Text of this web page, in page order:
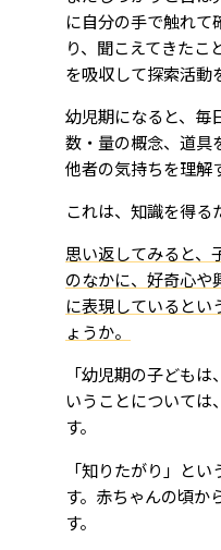
に自分の手で触れて
り、聞こえてきたこ
を吸収して探索活動
幼児期になると、毎
数・量の概念、道具
他者の気持ちを理解
これは、知識を得る
思い返してみると、
のなかに、好奇心や
に表現しているとい
ょうか。
「幼児期の子ども
いうことについては
す。
「知りたがり」と
す。赤ちゃんの頃か
す。